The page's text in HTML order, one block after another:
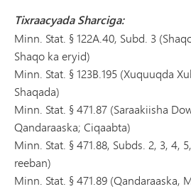
Tixraacyada Sharciga:
Minn. Stat. § 122A.40, Subd. 3
Shaqo ka eryid)
Minn. Stat. § 123B.195 (Xuquuqda
Shaqada)
Minn. Stat. § 471.87 (Saraakiisha
Qandaraaska; Ciqaabta)
Minn. Stat. § 471.88, Subds. 2, 3, 4,
reeban)
Minn. Stat. § 471.89 (Qandaraaska,